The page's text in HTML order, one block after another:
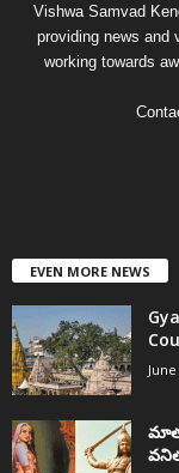
Vishwa Samvad
providing news and
working towards
EVEN MORE NEWS